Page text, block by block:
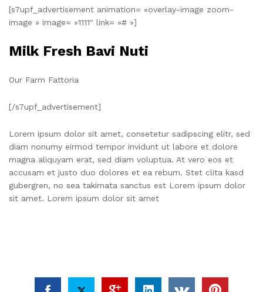
[s7upf_advertisement animation= »overlay-image zoom-
image » image= »1111″ link= »# »]
Milk Fresh Bavi Nuti
Our Farm Fattoria
[/s7upf_advertisement]
Lorem ipsum dolor sit amet, consetetur sadipscing elitr, sed
diam nonumy eirmod tempor invidunt ut labore et dolore
magna aliquyam erat, sed diam voluptua. At vero eos et
accusam et justo duo dolores et ea rebum. Stet clita kasd
gubergren, no sea takimata sanctus est Lorem ipsum dolor
sit amet. Lorem ipsum dolor sit amet